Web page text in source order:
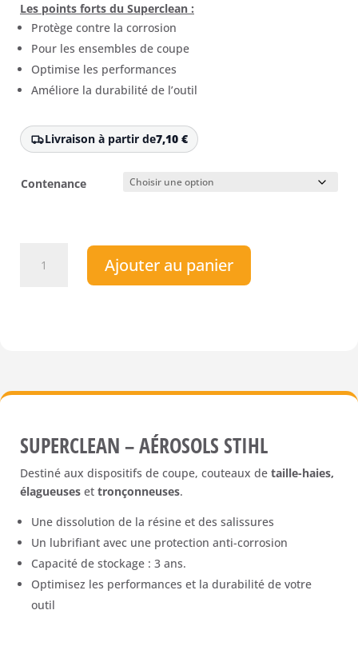
19,00 €
Les points forts du Superclean :
Protège contre la corrosion
Pour les ensembles de coupe
Optimise les performances
Améliore la durabilité de l’outil
Livraison à partir de7,10 €
Contenance
Ajouter au panier
SUPERCLEAN – AÉROSOLS STIHL
Destiné aux dispositifs de coupe, couteaux de taille-haies,
élagueuses et tronçonneuses.
Une dissolution de la résine et des salissures
Un lubrifiant avec une protection anti-corrosion
Capacité de stockage : 3 ans.
Optimisez les performances et la durabilité de votre
outil